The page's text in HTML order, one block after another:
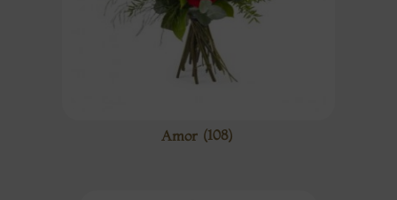
Amor (108)